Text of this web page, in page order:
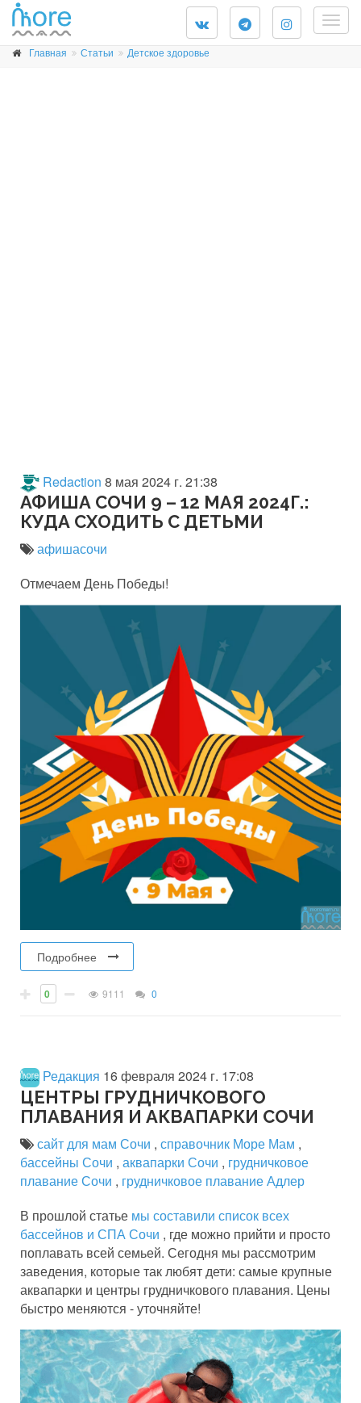
Главная Статьи Детское здоровье
Redaction 8 мая 2024 г. 21:38
АФИША СОЧИ 9 – 12 МАЯ 2024Г.:
КУДА СХОДИТЬ С ДЕТЬМИ
афишасочи
Отмечаем День Победы!
Подробнее
0 9111 0
Редакция 16 февраля 2024 г. 17:08
ЦЕНТРЫ ГРУДНИЧКОВОГО
ПЛАВАНИЯ И АКВАПАРКИ СОЧИ
сайт для мам Сочи , справочник Море Мам ,
бассейны Сочи , аквапарки Сочи , грудничковое
плавание Сочи , грудничковое плавание Адлер
В прошлой статье мы составили список всех
бассейнов и СПА Сочи , где можно прийти и просто
поплавать всей семьей. Сегодня мы рассмотрим
заведения, которые так любят дети: самые крупные
аквапарки и центры грудничкового плавания. Цены
быстро меняются - уточняйте!